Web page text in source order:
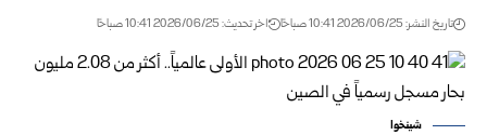
تاريخ النشر: 2026/06/25 10:41 صباحًا اخر تحديث: 2026/06/25 10:41 صباحًا
شينخوا